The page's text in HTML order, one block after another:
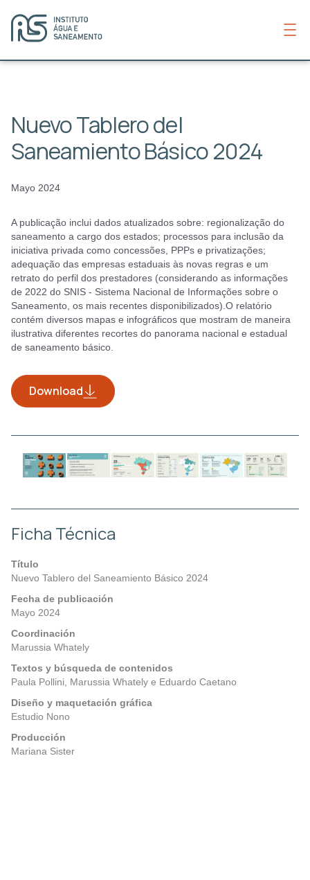
Nuevo Tablero del
Saneamiento Básico 2024
Mayo 2024
A publicação inclui dados atualizados sobre: regionalização do
saneamento a cargo dos estados; processos para inclusão da
iniciativa privada como concessões, PPPs e privatizações;
adequação das empresas estaduais às novas regras e um
retrato do perfil dos prestadores (considerando as informações
de 2022 do SNIS - Sistema Nacional de Informações sobre o
Saneamento, os mais recentes disponibilizados).O relatório
contém diversos mapas e infográficos que mostram de maneira
ilustrativa diferentes recortes do panorama nacional e estadual
de saneamento básico.
Download
Ficha Técnica
Título
Nuevo Tablero del Saneamiento Básico 2024
Fecha de publicación
Mayo 2024
Coordinación
Marussia Whately
Textos y búsqueda de contenidos
Paula Pollini, Marussia Whately e Eduardo Caetano
Diseño y maquetación gráfica
Estudio Nono
Producción
Mariana Sister